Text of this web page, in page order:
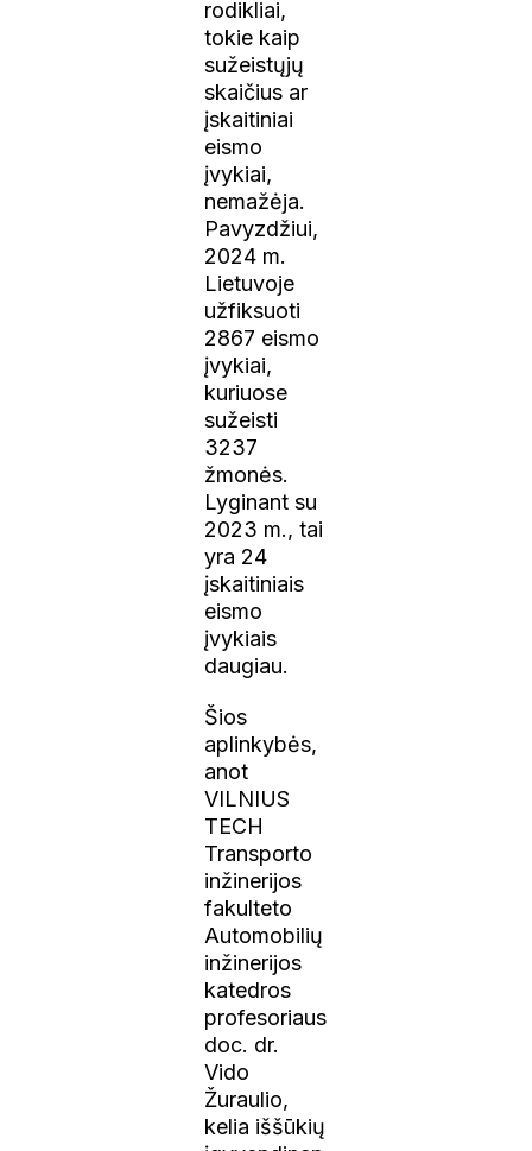
rodikliai,
tokie kaip
sužeistųjų
skaičius ar
įskaitiniai
eismo
įvykiai,
nemažėja.
Pavyzdžiui,
2024 m.
Lietuvoje
užfiksuoti
2867 eismo
įvykiai,
kuriuose
sužeisti
3237
žmonės.
Lyginant su
2023 m., tai
yra 24
įskaitiniais
eismo
įvykiais
daugiau.
Šios
aplinkybės,
anot
VILNIUS
TECH
Transporto
inžinerijos
fakulteto
Automobilių
inžinerijos
katedros
profesoriaus
doc. dr.
Vido
Žuraulio,
kelia iššūkių